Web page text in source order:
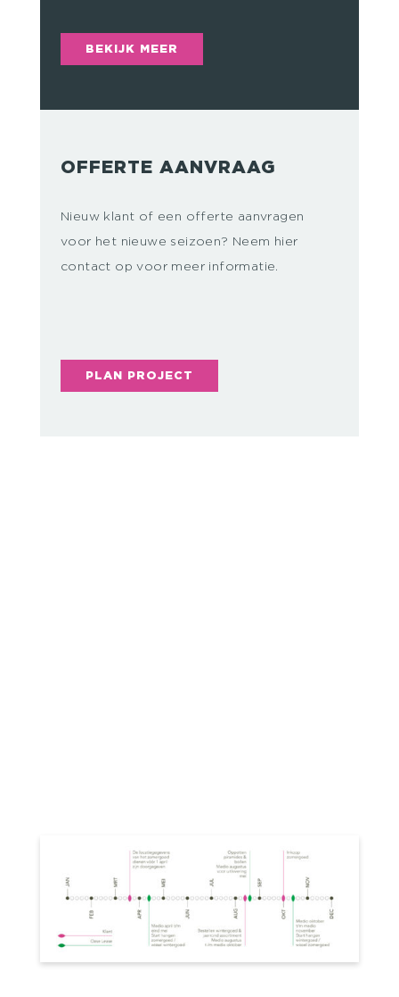
BEKIJK MEER
OFFERTE AANVRAAG
Nieuw klant of een offerte aanvragen
voor het nieuwe seizoen? Neem hier
contact op voor meer informatie.
PLAN PROJECT